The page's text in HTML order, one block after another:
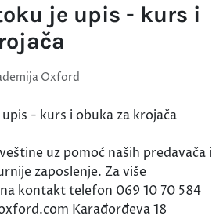
je upis - kurs i
Oxford
uz pomoć naših predavača i
zaposlenje. Za više
kontakt telefon 069 10 70 584
Karađorđeva 18